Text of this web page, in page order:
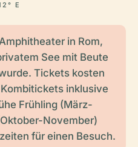
E
in Rom,
See mit Beute
Tickets kosten
inklusive
Frühling (März-
November)
für einen Besuch.